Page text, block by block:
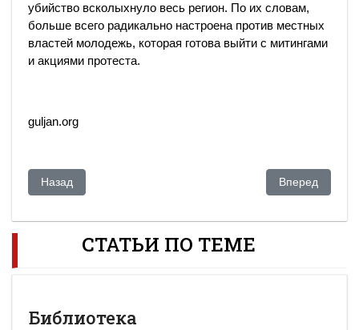
убийство всколыхнуло весь регион. По их словам,
больше всего радикально настроена против местных
властей молодежь, которая готова выйти с митингами
и акциями протеста.
guljan.org
Предыдущий: Борьба с режимом – «не наш профиль»
Назад Следующий:
Вперед
СТАТЬИ ПО ТЕМЕ
Библиотека